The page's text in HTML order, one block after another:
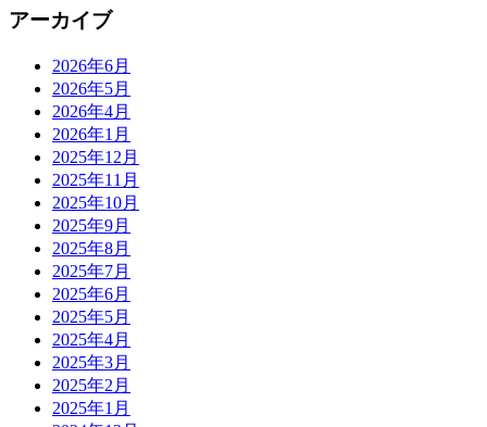
アーカイブ
2026年6月
2026年5月
2026年4月
2026年1月
2025年12月
2025年11月
2025年10月
2025年9月
2025年8月
2025年7月
2025年6月
2025年5月
2025年4月
2025年3月
2025年2月
2025年1月